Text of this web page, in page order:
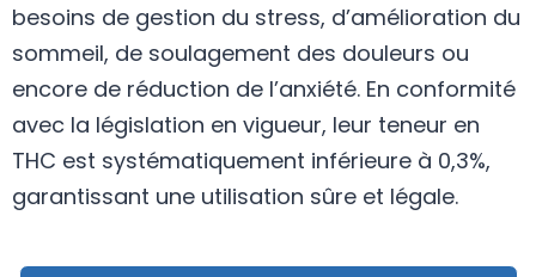
besoins de gestion du stress, d’amélioration du
sommeil, de soulagement des douleurs ou
encore de réduction de l’anxiété. En conformité
avec la législation en vigueur, leur teneur en
THC est systématiquement inférieure à 0,3%,
garantissant une utilisation sûre et légale.